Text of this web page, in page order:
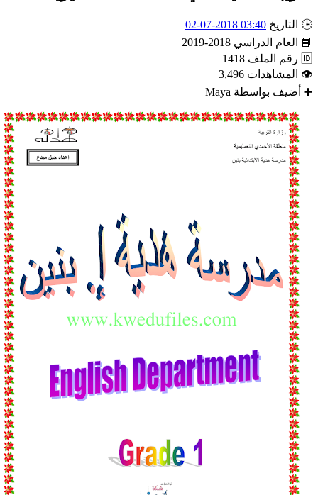
التاريخ 03:40 2018-07-02
العام الدراسي 2018-2019
رقم الملف 1418
المشاهدات 3,496
أضيف بواسطة Maya